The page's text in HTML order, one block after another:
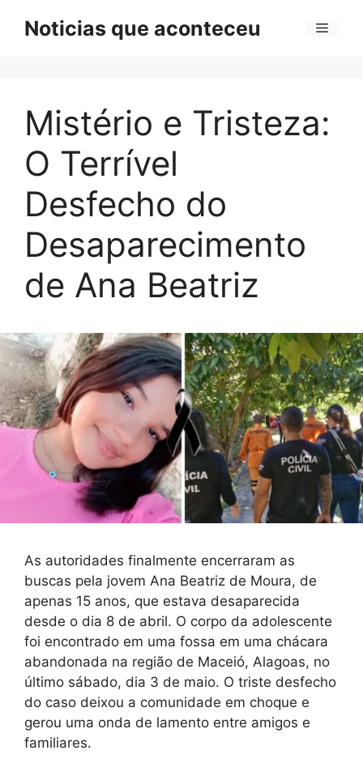
Noticias que aconteceu Menu
Mistério e Tristeza:
O Terrível
Desfecho do
Desaparecimento
de Ana Beatriz
As autoridades finalmente encerraram as
buscas pela jovem Ana Beatriz de Moura, de
apenas 15 anos, que estava desaparecida
desde o dia 8 de abril. O corpo da adolescente
foi encontrado em uma fossa em uma chácara
abandonada na região de Maceió, Alagoas, no
último sábado, dia 3 de maio. O triste desfecho
do caso deixou a comunidade em choque e
gerou uma onda de lamento entre amigos e
familiares.